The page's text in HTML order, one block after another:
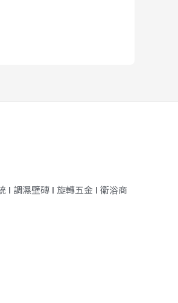
ǀ 調濕壁磚 ǀ 旋轉五金 ǀ 衛浴商